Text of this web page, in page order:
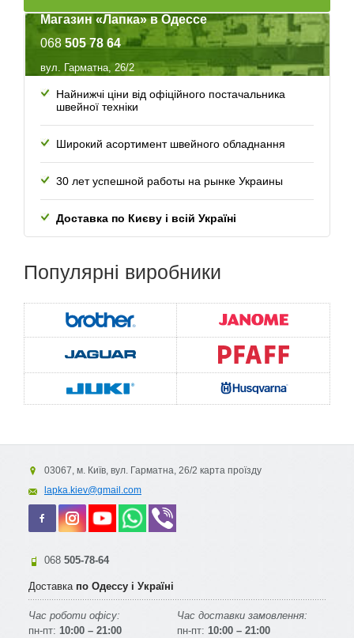
Магазин «Лапка» в Одессе
068 505 78 64
вул. Гарматна, 26/2
Найнижчі ціни від офіційного постачальника
швейної техніки
Широкий асортимент швейного обладнання
30 лет успешной работы на рынке Украины
Доставка по Києву і всій Україні
Популярні виробники
03067, м. Київ, вул. Гарматна, 26/2 карта проїзду
lapka.kiev@gmail.com
068 505-78-64
Доставка по Одессу і Україні
Час роботи офісу:
пн-пт: 10:00 – 21:00
Час доставки замовлення:
пн-пт: 10:00 – 21:00